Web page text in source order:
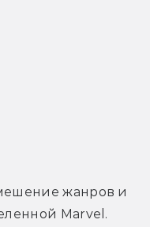
жанров и
Marvel.